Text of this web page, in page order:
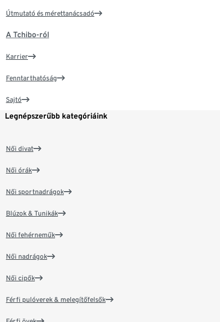
Útmutató és mérettanácsadó
A Tchibo-ról
Karrier
Fenntarthatóság
Sajtó
Legnépszerűbb kategóriáink
Női divat
Női órák
Női sportnadrágok
Blúzok & Tunikák
Női fehérneműk
Női nadrágok
Női cipők
Férfi pulóverek & melegítőfelsők